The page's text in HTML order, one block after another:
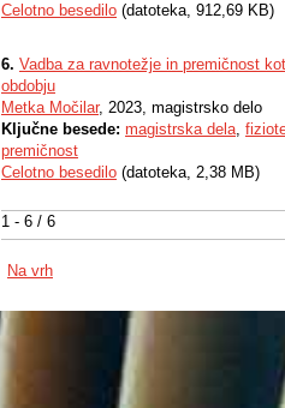
1 - 6 / 6
Celotno besedilo (datoteka, 912,69 KB)
6. Vadba za ravnotežje in premičnost
obdobju
Metka Močilar, 2023, magistrsko delo
Ključne besede: magistrska dela,
premičnost
Celotno besedilo (datoteka, 2,38 MB)
Na vrh